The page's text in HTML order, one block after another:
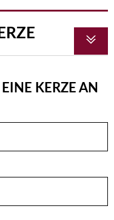
KERZE AN